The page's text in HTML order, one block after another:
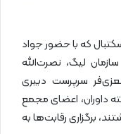
که با حضور جواد
لیگ، نصرت‌الله
سرپرست دبیری
داوران، اعضای مجمع
حضور داشتند، برگزاری رقابت‌ها به